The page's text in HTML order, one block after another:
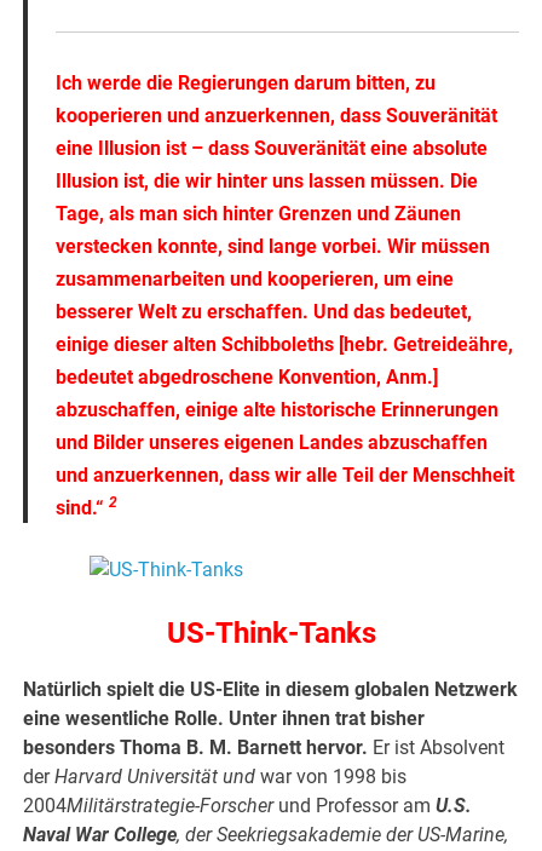
Ich werde die Regierungen darum bitten, zu
kooperieren und anzuerkennen, dass Souveränität
eine Illusion ist– dass Souveränität eine absolute
Illusion ist, die wir hinter uns lassen müssen. Die
Tage, als man sich hinter Grenzen und Zäunen
verstecken konnte, sind lange vorbei. Wir müssen
zusammenarbeiten und kooperieren, um eine
besserer Welt zu erschaffen. Und das bedeutet,
einige dieser alten Schibboleths [hebr. Getreideähre,
bedeutet abgedroschene Konvention, Anm.]
abzuschaffen, einige alte historische Erinnerungen
und Bilder unseres eigenen Landes abzuschaffen
und anzuerkennen, dass wir alle Teil der Menschheit
sind.“ 2
US-Think-Tanks
Natürlich spielt die US-Elite in diesem globalen Netzwerk
eine wesentliche Rolle. Unter ihnen trat bisher
besonders Thoma B. M. Barnett hervor. Er ist Absolvent
derHarvard Universität undwar von 1998 bis
2004Militärstrategie-Forscherund Professor amU.S.
Naval War College, der Seekriegsakademie der US-Marine,